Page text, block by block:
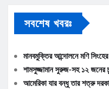
সবশেষ খবরঃ
মানবমুক্তির আন্দোলনে মণি
শামসুজ্জামান সুরুজ-সহ ১২ জনের
আমেরিকা যার বন্ধু তার শত্রু